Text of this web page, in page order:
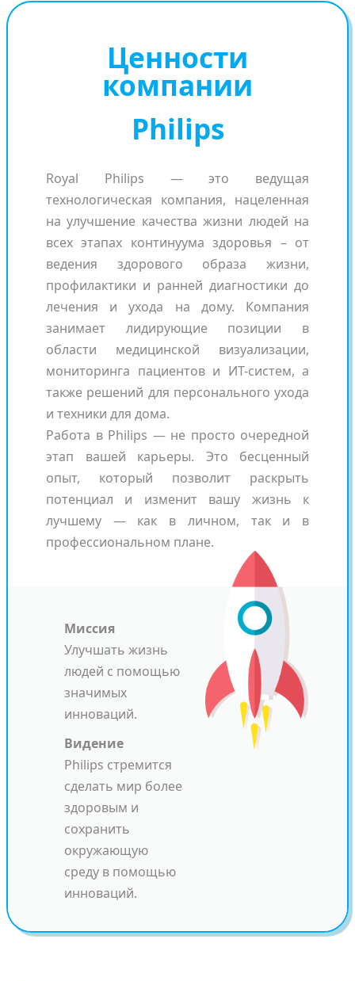
Ценности
компании
Philips
Royal Philips — это ведущая
технологическая компания, нацеленная
на улучшение качества жизни людей на
всех этапах континуума здоровья – от
ведения здорового образа жизни,
профилактики и ранней диагностики до
лечения и ухода на дому. Компания
занимает лидирующие позиции в
области медицинской визуализации,
мониторинга пациентов и ИТ-систем, а
также решений для персонального ухода
и техники для дома.
Работа в Philips — не просто очередной
этап вашей карьеры. Это бесценный
опыт, который позволит раскрыть
потенциал и изменит вашу жизнь к
лучшему — как в личном, так и в
профессиональном плане.
Миссия
Улучшать жизнь
людей с помощью
значимых
инноваций.
Видение
Philips стремится
сделать мир более
здоровым и
сохранить
окружающую
среду в помощью
инноваций.